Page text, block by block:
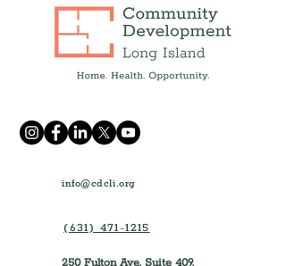
info@cdcli.org
(631) 471-1215
250 Fulton Ave, Suite 409,